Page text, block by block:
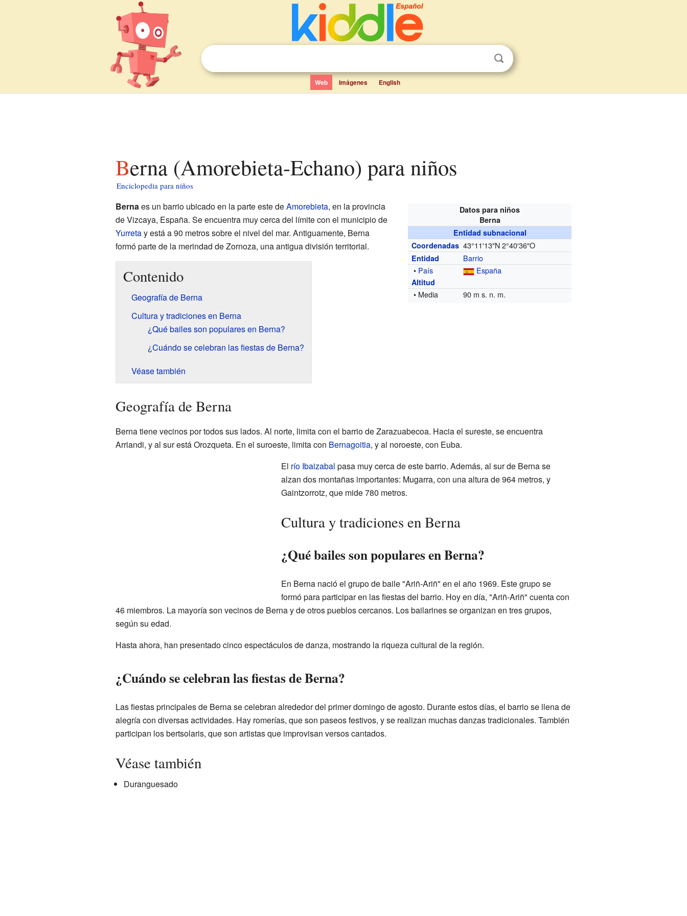
Web Imágenes English
Berna (Amorebieta-Echano) para niños
Enciclopedia para niños
Datos para niños
Berna
Entidad subnacional
Coordenadas 43°11′13″N 2°40′36″O
Entidad
Barrio
• País España
Altitud
• Media 90 m s. n. m.
Bernaes un barrio ubicado en la parte este deAmorebieta, en la provincia
de Vizcaya, España. Se encuentra muy cerca del límite con el municipio de
Yurretay está a 90 metros sobre el nivel del mar. Antiguamente, Berna
formó parte de la merindad de Zornoza, una antigua división territorial.
Contenido
Geografía de Berna
Cultura y tradiciones en Berna
¿Qué bailes son populares en Berna?
¿Cuándo se celebran las fiestas de Berna?
Véase también
Geografía de Berna
Berna tiene vecinos por todos sus lados. Al norte, limita con el barrio de Zarazuabecoa. Hacia el sureste, se encuentra
Arriandi, y al sur está Orozqueta. En el suroeste, limita con Bernagoitia, y al noroeste, con Euba.
El río Ibaizabal pasa muy cerca de este barrio. Además, al sur de Berna se
alzan dos montañas importantes: Mugarra, con una altura de 964 metros, y
Gaintzorrotz, que mide 780 metros.
Cultura y tradiciones en Berna
¿Qué bailes son populares en Berna?
En Berna nació el grupo de baile "Ariñ-Ariñ" en el año 1969. Este grupo se
formó para participar en las fiestas del barrio. Hoy en día, "Ariñ-Ariñ" cuenta con
46 miembros. La mayoría son vecinos de Berna y de otros pueblos cercanos. Los bailarines se organizan en tres grupos,
según su edad.
Hasta ahora, han presentado cinco espectáculos de danza, mostrando la riqueza cultural de la región.
¿Cuándo se celebran las fiestas de Berna?
Las fiestas principales de Berna se celebran alrededor del primer domingo de agosto. Durante estos días, el barrio se llena de
alegría con diversas actividades. Hay romerías, que son paseos festivos, y se realizan muchas danzas tradicionales. También
participan los bertsolaris, que son artistas que improvisan versos cantados.
Véase también
Duranguesado